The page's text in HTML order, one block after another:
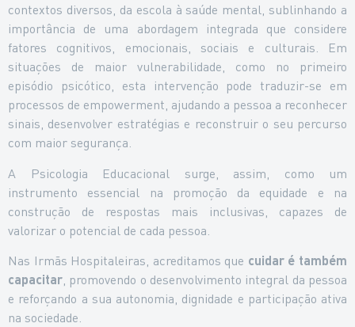
contextos diversos, da escola à saúde mental, sublinhando a
importância de uma abordagem integrada que considere
fatores cognitivos, emocionais, sociais e culturais. Em
situações de maior vulnerabilidade, como no primeiro
episódio psicótico, esta intervenção pode traduzir-se em
processos de empowerment, ajudando a pessoa a reconhecer
sinais, desenvolver estratégias e reconstruir o seu percurso
com maior segurança.
A Psicologia Educacional surge, assim, como um
instrumento essencial na promoção da equidade e na
construção de respostas mais inclusivas, capazes de
valorizar o potencial de cada pessoa.
Nas Irmãs Hospitaleiras, acreditamos que cuidar é também
capacitar , promovendo o desenvolvimento integral da pessoa
e reforçando a sua autonomia, dignidade e participação ativa
na sociedade.